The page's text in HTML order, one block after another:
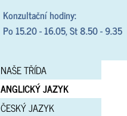
Konzultační hodiny:
Po 15.20 - 16.05, St 8.50 - 9.35
NAŠE TŘÍDA
ANGLICKÝ JAZYK
ČESKÝ JAZYK